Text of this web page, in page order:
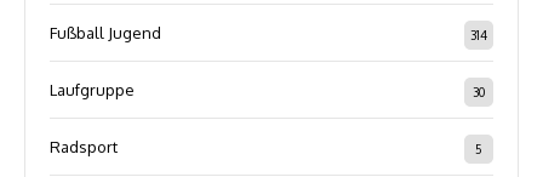
Fußball Jugend 314
Laufgruppe 30
Radsport 5